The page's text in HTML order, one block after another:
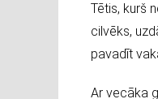
Tētis, kurš
cilvēks,
pavadīt
Ar vecāka